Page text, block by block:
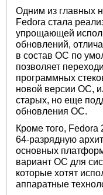
Одним из главных
Fedora стала
упрощающей
обновлений,
в состав ОС по
позволяет
программных
новой версии ОС,
старых, но еще
обновления ОС.
Кроме того, Fedora
64-разрядную
основных
вариант ОС для
которые хотят
аппаратные